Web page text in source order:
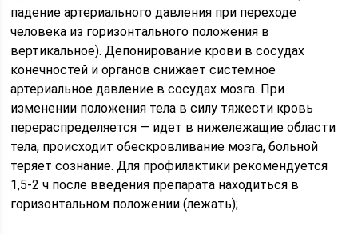
падение артериального давления при переходе
человека из горизонтального положения в
вертикальное). Депонирование крови в сосудах
конечностей и органов снижает системное
артериальное давление в сосудах мозга. При
изменении положения тела в силу тяжести кровь
перераспределяется — идет в нижележащие области
тела, происходит обескровливание мозга, больной
теряет сознание. Для профилактики рекомендуется
1,5-2 ч после введения препарата находиться в
горизонтальном положении (лежать);